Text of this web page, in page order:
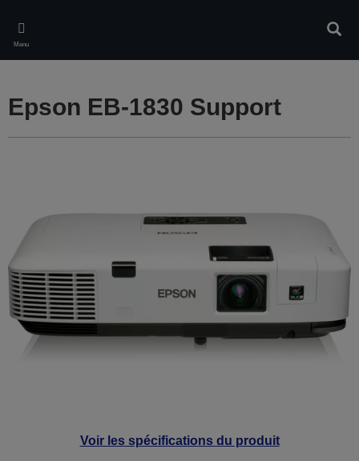
main
content
Menu
Voir les spécifications du produit
Epson EB-1830 Support